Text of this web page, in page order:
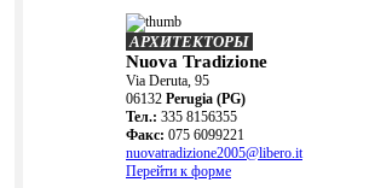
АРХИТЕКТОРЫ
Nuova Tradizione
Via Deruta, 95
06132 Perugia (PG)
Teл.: 335 8156355
Факс: 075 6099221
nuovatradizione2005@libero.it
Перейти к форме